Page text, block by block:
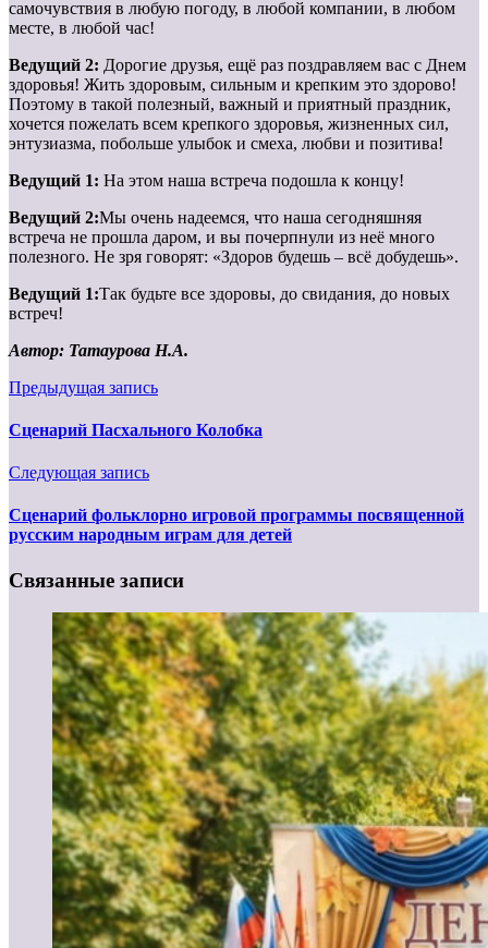
самочувствия в любую погоду, в любой компании, в любом
месте, в любой час!
Ведущий 2: Дорогие друзья, ещё раз поздравляем вас с Днем
здоровья! Жить здоровым, сильным и крепким это здорово!
Поэтому в такой полезный, важный и приятный праздник,
хочется пожелать всем крепкого здоровья, жизненных сил,
энтузиазма, побольше улыбок и смеха, любви и позитива!
Ведущий 1: На этом наша встреча подошла к концу!
Ведущий 2:Мы очень надеемся, что наша сегодняшняя
встреча не прошла даром, и вы почерпнули из неё много
полезного. Не зря говорят: «Здоров будешь – всё добудешь».
Ведущий 1:Так будьте все здоровы, до свидания, до новых
встреч!
Автор: Татаурова Н.А.
Предыдущая запись
Сценарий Пасхального Колобка
Следующая запись
Сценарий фольклорно игровой программы посвященной
русским народным играм для детей
Связанные записи